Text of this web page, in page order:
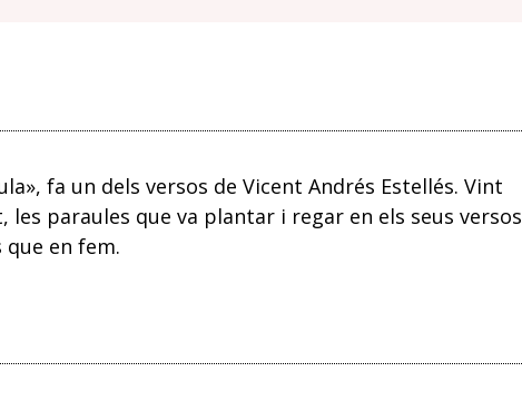
fa un dels versos de Vicent Andrés Estellés. Vint
les paraules que va plantar i regar en els seus versos
en fem.